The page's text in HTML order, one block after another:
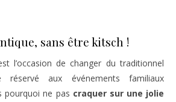
sans être kitsch !
l’occasion de changer du traditionnel
réservé aux événements familiaux
pourquoi ne pas craquer sur une jolie